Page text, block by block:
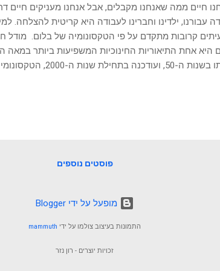
חיים ממה שאנחנו מקבלים, אבל אנחנו מעניקים חיים
עבורנו, ילדינו וחברינו לעבודה היא קריטית
קרובות מתקדם על פי הטקסונומיה של בלום. מודל
וצוותו בשנות ה-50,
בארגונים, המאפשר להם לתכנן ולהעריך תהליכי
פוסטים נוספים
‏מופעל על ידי Blogger
התמונות בעיצוב צולמו על ידי mammuth
זכויות יוצרים - רון נזר